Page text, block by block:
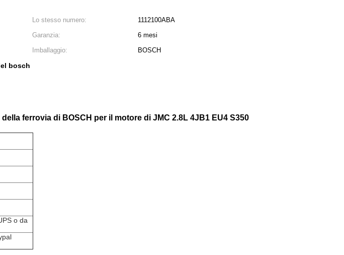
Lo stesso numero:
1112100ABA
Garanzia:
6 mesi
Imballaggio:
BOSCH
bosch
ferrovia di BOSCH per il motore di JMC 2.8L 4JB1 EU4 S350
o da